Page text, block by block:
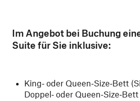
Im Angebot bei Buchung
Suite für Sie inklusive:
King‑ oder Queen‑Size‑Bett
Doppel‑ oder